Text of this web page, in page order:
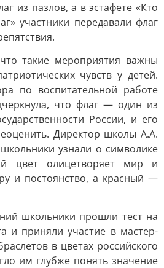
из пазлов, а в эстафете «Кто
участники передавали флаг
такие мероприятия важны
чувств у детей.
по воспитательной работе
что флаг — один из
России, и его
Директор школы А.А.
узнали о символике
цвет олицетворяет мир и
и постоянство, а красный —
школьники прошли тест на
и приняли участие в мастер-
в цветах российского
им глубже понять значение